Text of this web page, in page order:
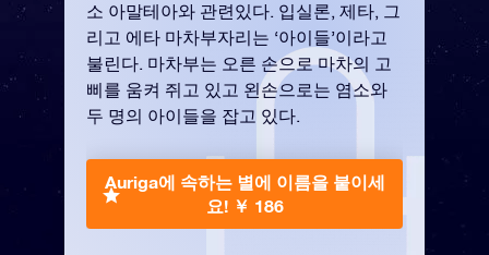
소 아말테아와 관련있다. 입실론, 제타, 그
리고 에타 마차부자리는 ‘아이들’이라고
불린다. 마차부는 오른 손으로 마차의 고
삐를 움켜 쥐고 있고 왼손으로는 염소와
두 명의 아이들을 잡고 있다.
Auriga에 속하는 별에 이름을 붙이세
요! ￥ 186